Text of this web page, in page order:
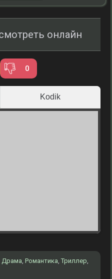
онлайн
0
Kodik
Драма, Романтика, Триллер,